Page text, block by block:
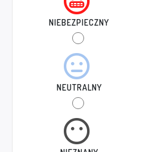
NIEBEZPIECZNY
NEUTRALNY